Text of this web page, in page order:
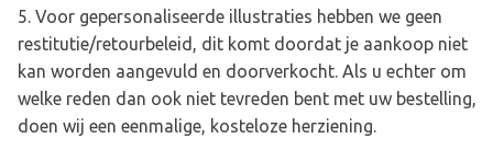
Voor gepersonaliseerde illustraties hebben we geen
restitutie/retourbeleid, dit komt doordat je aankoop niet
kan worden aangevuld en doorverkocht. Als u echter om
welke reden dan ook niet tevreden bent met uw bestelling,
doen wij een eenmalige, kosteloze herziening.